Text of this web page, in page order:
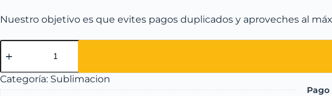
Nuestro objetivo es que evites pagos duplicados y aproveches al
Categoría: Sublimacion